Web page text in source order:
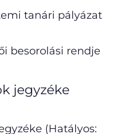
tanári pályázat
besorolási rendje
jegyzéke
(Hatályos: